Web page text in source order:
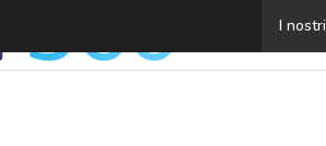
I
Pagamenti